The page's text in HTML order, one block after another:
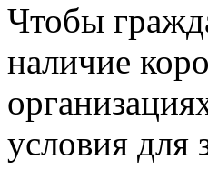
Чтобы
наличие
условия для